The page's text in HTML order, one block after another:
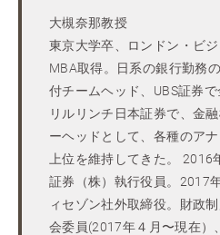
大槻奈那教授
東京大学卒、ロンドン・ビ
MBA取得。日系の銀行勤務
付チームヘッド、UBS証券
リルリンチ日本証券で、金
ーヘッドとして、各種のア
上位を維持してきた。
証券（株）執行役員。2017
ィセゾン社外取締役。財政
会委員(2017年４月〜現在）